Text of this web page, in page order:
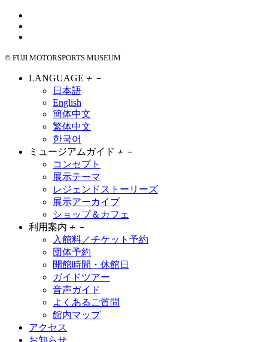
© FUJI MOTORSPORTS MUSEUM
LANGUAGE ＋ －
日本語
English
簡体中文
繁体中文
한국어
ミュージアムガイド ＋ －
コンセプト
展示テーマ
レジェンドストーリーズ
展示アーカイブ
ショップ＆カフェ
利用案内 ＋ －
入館料／チケット予約
団体予約
開館時間・休館日
ガイドツアー
音声ガイド
よくあるご質問
館内マップ
アクセス